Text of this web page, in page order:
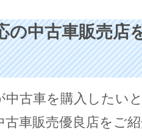
の中古車販売店
中古車を購入したい
古車販売優良店をご